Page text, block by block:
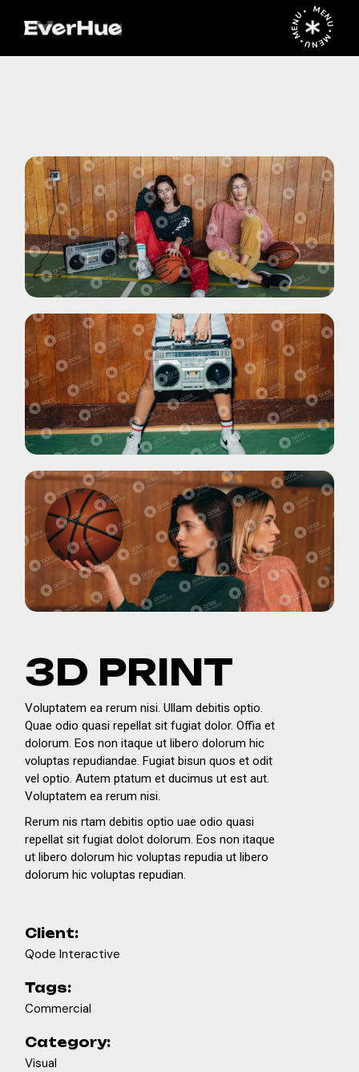
MENU • MENU • MENU •
3D PRINT
Voluptatem ea rerum nisi. Ullam debitis optio.
Quae odio quasi repellat sit fugiat dolor. Offia et
dolorum. Eos non itaque ut libero dolorum hic
voluptas repudiandae. Fugiat bisun quos et odit
vel optio. Autem ptatum et ducimus ut est aut.
Voluptatem ea rerum nisi.
Rerum nis rtam debitis optio uae odio quasi
repellat sit fugiat dolot dolorum. Eos non itaque
ut libero dolorum hic voluptas repudia ut libero
dolorum hic voluptas repudian.
Client:
Qode Interactive
Tags:
Commercial
Category:
Visual